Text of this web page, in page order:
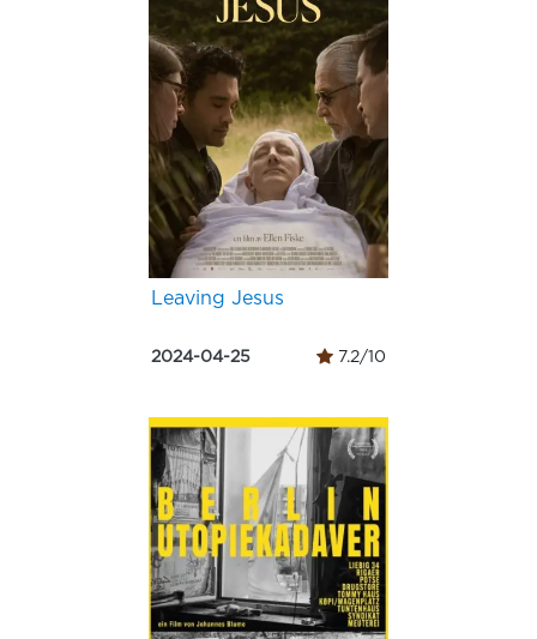
Leaving Jesus
2024-04-25 7.2/10